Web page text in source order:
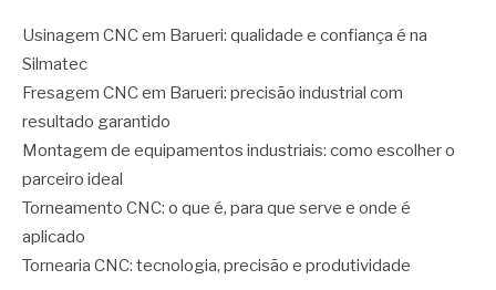
Usinagem CNC em Barueri: qualidade e confiança é na
Silmatec
Fresagem CNC em Barueri: precisão industrial com
resultado garantido
Montagem de equipamentos industriais: como escolher o
parceiro ideal
Torneamento CNC: o que é, para que serve e onde é
aplicado
Tornearia CNC: tecnologia, precisão e produtividade